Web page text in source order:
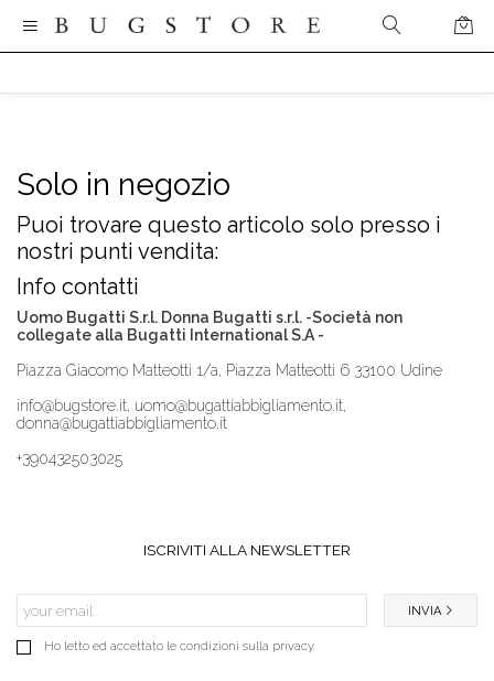
Solo in negozio
Puoi trovare questo articolo solo presso i
nostri punti vendita:
Info contatti
Uomo Bugatti S.r.l. Donna Bugatti s.r.l. -Società non
collegate alla Bugatti International S.A -
Piazza Giacomo Matteotti 1/a, Piazza Matteotti 6 33100 Udine
info@bugstore.it, uomo@bugattiabbigliamento.it,
donna@bugattiabbigliamento.it
+390432503025
ISCRIVITI ALLA NEWSLETTER
Ho letto ed accettato le condizioni sulla privacy.
INVIA